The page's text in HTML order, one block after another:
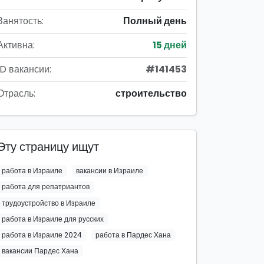
Полный день
15 дней
вакансии:
#141453
строительство
страницу ищут
работа в Израиле
вакансии в Израиле
работа для репатриантов
трудоустройство в Израиле
работа в Израиле для русских
работа в Израиле 2024
работа в Пардес Хана
вакансии Пардес Хана